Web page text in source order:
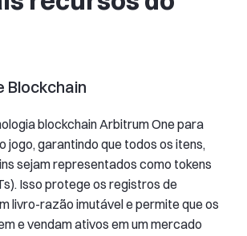
Blockchain
blockchain Arbitrum One para
jogo, garantindo que todos os itens,
sejam representados como tokens
Isso protege os registros de
livro-razão imutável e permite que os
e vendam ativos em um mercado